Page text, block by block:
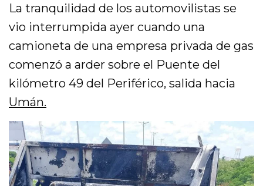
La tranquilidad de los automovilistas se
vio interrumpida ayer cuando una
camioneta de una empresa privada de gas
comenzó a arder sobre el Puente del
kilómetro 49 del Periférico, salida hacia
Umán.